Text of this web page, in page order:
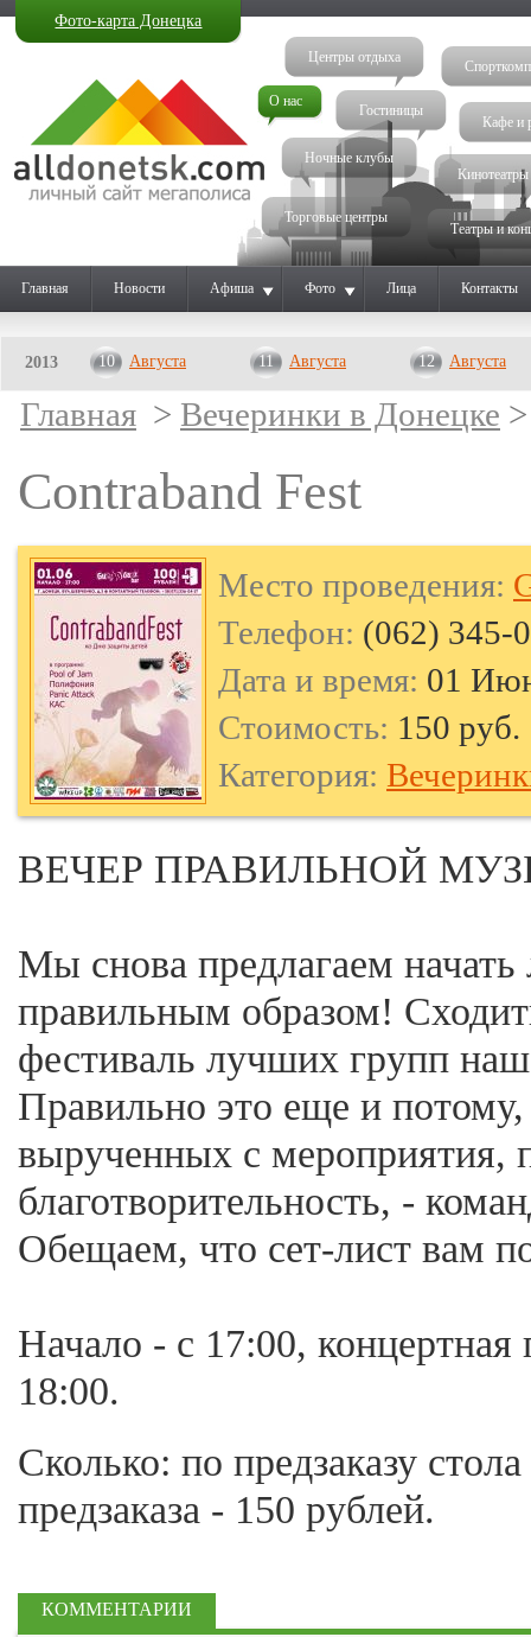
Фото-карта Донецка
О нас
Ночные клубы
Гостиницы
Кинотеатры
Кафе и
Театры и
Центры отдыха
Торговые центры
Главная Новости Афиша Фото Лица Контакты
2013 10 Августа 11 Августа 12 Августа
Главная > Вечеринки в Донецке
Contraband Fest
Место проведения:
Телефон: (062) 345-
Дата и время: 01
Стоимость: 150 руб.
Категория:
ВЕЧЕР ПРАВИЛЬНОЙ
Мы снова предлагаем
правильным образом!
фестиваль лучших групп
Правильно это еще и потому,
вырученных с мероприятия,
благотворительность, -
Обещаем, что сет-лист вам
Начало - с 17:00, концертная
18:00.
Сколько: по предзаказу
предзаказа - 150 рублей.
КОММЕНТАРИИ